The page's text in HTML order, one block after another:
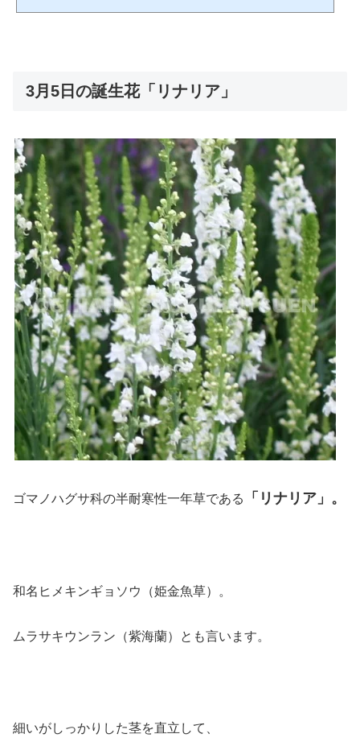
3月5日の誕生花「リナリア」
ゴマノハグサ科の半耐寒性一年草である 「リナリア」。
和名ヒメキンギョソウ（姫金魚草）。
ムラサキウンラン（紫海蘭）とも言います。
細いがしっかりした茎を直立して、